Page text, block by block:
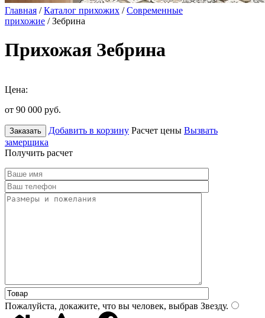
Главная /Каталог прихожих /Современные
прихожие / Зебрина
Прихожая Зебрина
Цена:
от 90 000 руб.
Заказать Добавить в корзину Расчет цены Вызвать
замерщика
Получить расчет
Пожалуйста, докажите, что вы человек, выбрав Звезду.